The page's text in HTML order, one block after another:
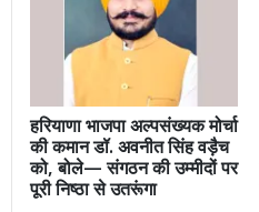
हरियाणा भाजपा अल्पसंख्यक मोर्चा
की कमान डॉ. अवनीत सिंह वड़ैच
को, बोले— संगठन की उम्मीदों पर
पूरी निष्ठा से उतरूंगा